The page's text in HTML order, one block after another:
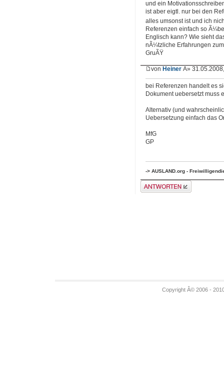
und ein
ist aber eigtl. nur bei den
alles umsonst ist und ich
Referenzen einfach so
Englisch kann? Wie sieht
nÃ¼tzliche Erfahrungen
GruÃŸ
von Heiner Â»
bei Referenzen handelt es
Dokument uebersetzt muss
Alternativ (und
Uebersetzung einfach das
MfG
GP
-> AUSLAND.org -
Antwort erstellen
Copyright Â© 2006 -